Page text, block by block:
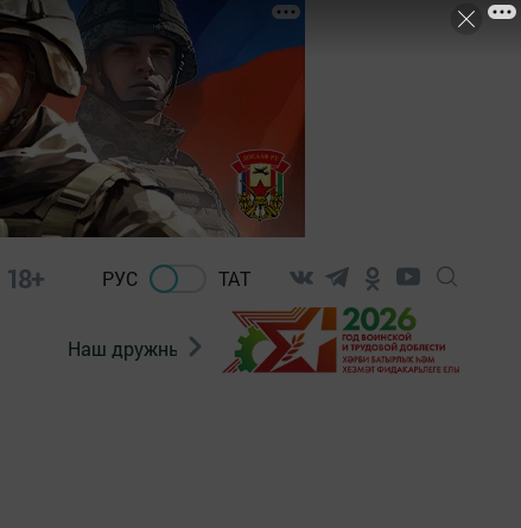
18+ РУС ТАТ
Наш дружный коллектив Документы